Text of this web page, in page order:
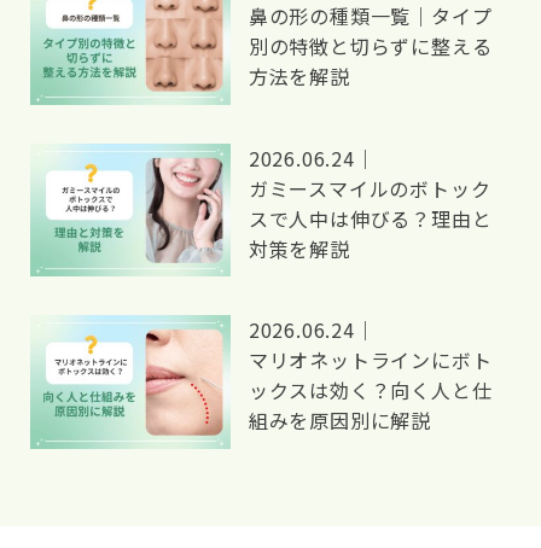
鼻の形の種類一覧｜タイプ
別の特徴と切らずに整える
方法を解説
2026.06.24｜
ガミースマイルのボトック
スで人中は伸びる？理由と
対策を解説
2026.06.24｜
マリオネットラインにボト
ックスは効く？向く人と仕
組みを原因別に解説